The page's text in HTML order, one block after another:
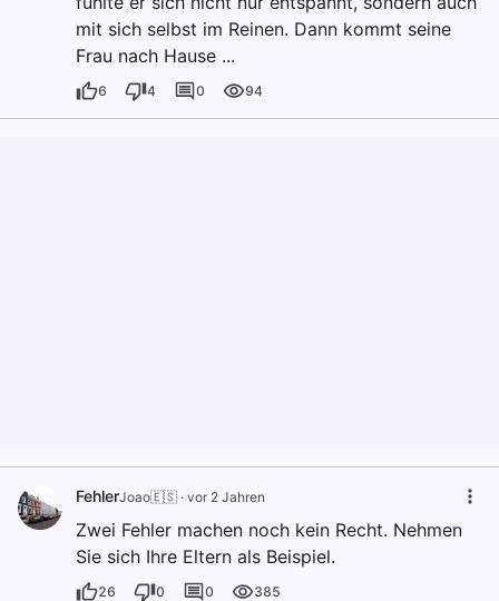
mit sich selbst im Reinen. Dann kommt seine
Frau nach Hause ...
6 4 0 94
FehlerJoao🇪🇸 · vor 2 Jahren
Zwei Fehler machen noch kein Recht. Nehmen
Sie sich Ihre Eltern als Beispiel.
26 0 0 385